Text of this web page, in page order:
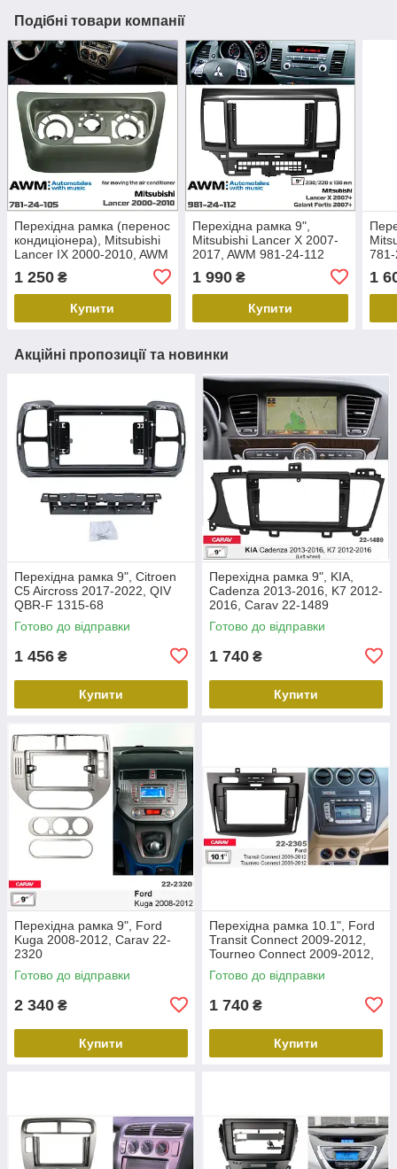
Подібні товари компанії
Перехідна рамка (перенос
кондиціонера), Mitsubishi
Lancer IX 2000-2010, AWM
1 250 ₴
Купити
Перехідна рамка 9",
Mitsubishi Lancer X 2007-
2017, AWM 981-24-112
1 990₴
Купити
1
Акційні пропозиції та новинки
Перехідна рамка 9", Citroen
C5 Aircross 2017-2022, QIV
QBR-F 1315-68
Готово до відправки
1 456 ₴
Купити
Перехідна рамка 9", KIA,
Cadenza 2013-2016, K7 2012-
2016, Carav 22-1489
Готово до відправки
1 740 ₴
Купити
Перехідна рамка 9", Ford
Kuga 2008-2012, Carav 22-
2320
Готово до відправки
2 340 ₴
Купити
Перехідна рамка 10.1", Ford
Transit Connect 2009-2012,
Tourneo Connect 2009-2012,
Carav 22-2305
Готово до відправки
1 740 ₴
Купити